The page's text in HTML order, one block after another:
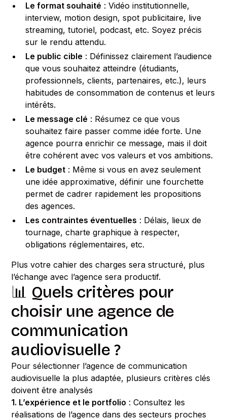
Le format souhaité : Vidéo institutionnelle,
interview, motion design, spot publicitaire, live
streaming, tutoriel, podcast, etc. Soyez précis
sur le rendu attendu.
Le public cible : Définissez clairement l’audience
que vous souhaitez atteindre (étudiants,
professionnels, clients, partenaires, etc.), leurs
habitudes de consommation de contenus et leurs
intérêts.
Le message clé : Résumez ce que vous
souhaitez faire passer comme idée forte. Une
agence pourra enrichir ce message, mais il doit
être cohérent avec vos valeurs et vos ambitions.
Le budget : Même si vous en avez seulement
une idée approximative, définir une fourchette
permet de cadrer rapidement les propositions
des agences.
Les contraintes éventuelles : Délais, lieux de
tournage, charte graphique à respecter,
obligations réglementaires, etc.
Plus votre cahier des charges sera structuré, plus
l’échange avec l’agence sera productif.
📊 Quels critères pour
choisir une agence de
communication
audiovisuelle ?
Pour sélectionner l’agence de communication
audiovisuelle la plus adaptée, plusieurs critères clés
doivent être analysés
1. L’expérience et le portfolio : Consultez les
réalisations de l’agence dans des secteurs proches